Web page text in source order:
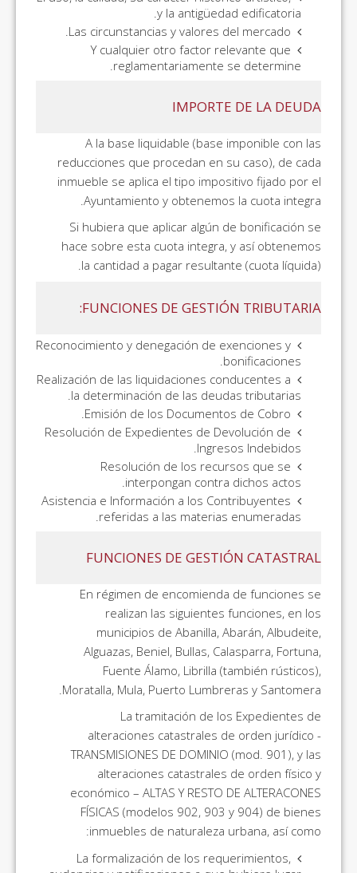
y la antigüedad edificatoria.
Y cualquier otro factor relevante que
reglamentariamente se determine.
IMPORTE DE LA DEUDA
A la base liquidable (base imponible con las
reducciones que procedan en su caso), de cada
inmueble se aplica el tipo impositivo fijado por el
Ayuntamiento y obtenemos la cuota integra.
Si hubiera que aplicar algún de bonificación se
hace sobre esta cuota integra, y así obtenemos
la cantidad a pagar resultante (cuota líquida).
FUNCIONES DE GESTIÓN TRIBUTARIA:
Reconocimiento y denegación de exenciones y
bonificaciones.
Realización de las liquidaciones conducentes a
la determinación de las deudas tributarias.
Resolución de Expedientes de Devolución de
Ingresos Indebidos.
Resolución de los recursos que se
interpongan contra dichos actos.
Asistencia e Información a los Contribuyentes
referidas a las materias enumeradas.
FUNCIONES DE GESTIÓN CATASTRAL
En régimen de encomienda de funciones se
realizan las siguientes funciones, en los
municipios de Abanilla, Abarán, Albudeite,
Alguazas, Beniel, Bullas, Calasparra, Fortuna,
Fuente Álamo, Librilla (también rústicos),
Moratalla, Mula, Puerto Lumbreras y Santomera.
La tramitación de los Expedientes de
alteraciones catastrales de orden jurídico -
TRANSMISIONES DE DOMINIO (mod. 901), y las
alteraciones catastrales de orden físico y
económico – ALTAS Y RESTO DE ALTERACONES
FÍSICAS (modelos 902, 903 y 904) de bienes
inmuebles de naturaleza urbana, así como:
La formalización de los requerimientos,